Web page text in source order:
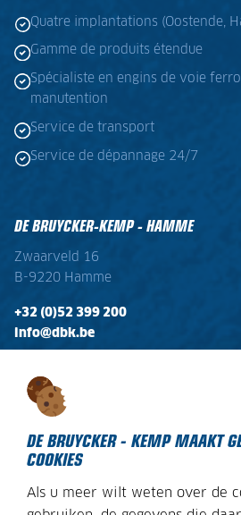
DE BRUYCKER - KEMP MAAKT
COOKIES
Als u meer wilt weten over de
Quatre implantations (Oostende,
Gamme de produits étendue
Spécialiste en engins de voie
manutention
Service de transport
Service de dépannage 24/7
DE BRUYCKER-KEMP - HAMME
Zwaarveld 16
B-9220 Hamme
+32 (0)52 399 200
info@dbk.be
Ma - Vr: